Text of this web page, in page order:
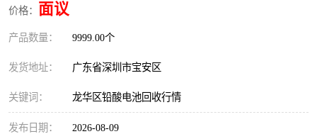
价格： 面议
产品数量： 9999.00个
发货地址： 广东省深圳市宝安区
关键词： 龙华区铅酸电池回收行情
发布日期： 2026-08-09